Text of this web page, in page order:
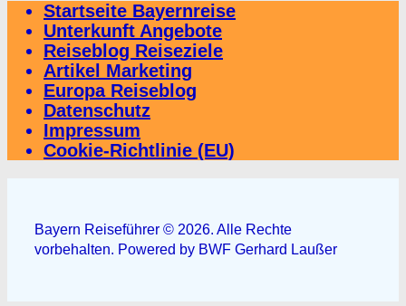
Startseite Bayernreise
Unterkunft Angebote
Reiseblog Reiseziele
Artikel Marketing
Europa Reiseblog
Datenschutz
Impressum
Cookie-Richtlinie (EU)
Bayern Reiseführer © 2026. Alle Rechte
vorbehalten. Powered by BWF Gerhard Laußer